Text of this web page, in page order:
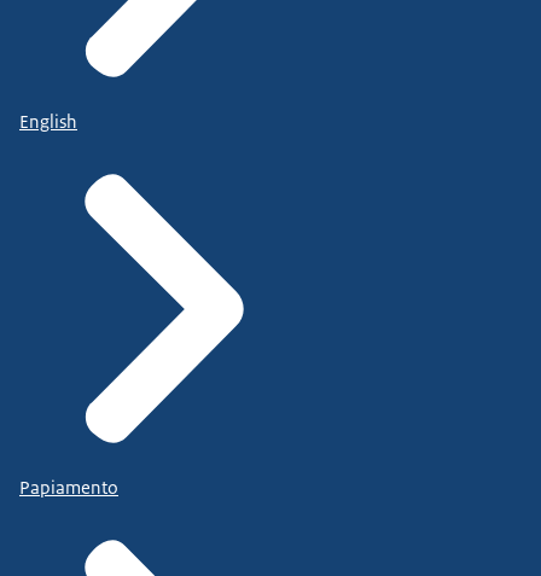
English
Papiamento